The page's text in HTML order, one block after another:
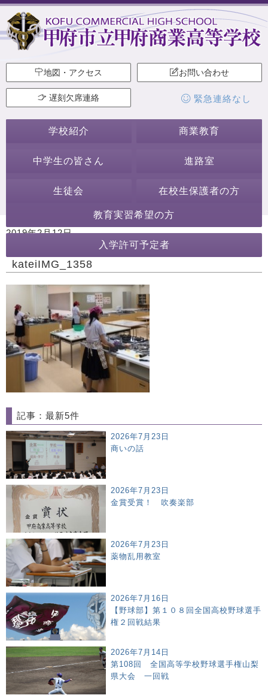
地図・アクセス お問い合わせ
遅刻欠席連絡 緊急連絡なし
学校紹介 商業教育
中学生の皆さん 進路室
生徒会 在校生保護者の方
教育実習希望の方
入学許可予定者
2019年2月12日
kateiIMG_1358
記事：最新5件
2026年7月23日
商いの話
2026年7月23日
金賞受賞！ 吹奏楽部
2026年7月23日
薬物乱用教室
2026年7月16日
【野球部】第１０８回全国高校野球選手
権２回戦結果
2026年7月14日
第108回 全国高等学校野球選手権山梨
県大会 一回戦